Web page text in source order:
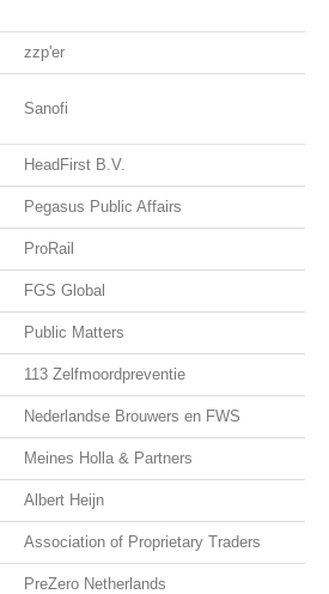
zzp'er
Sanofi
HeadFirst B.V.
Pegasus Public Affairs
ProRail
FGS Global
Public Matters
113 Zelfmoordpreventie
Nederlandse Brouwers en FWS
Meines Holla & Partners
Albert Heijn
Association of Proprietary Traders
PreZero Netherlands